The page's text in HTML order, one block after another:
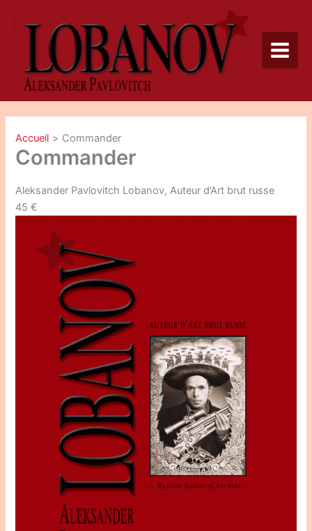
Accueil Commander
Commander
Aleksander Pavlovitch Lobanov, Auteur d’Art brut russe
45 €